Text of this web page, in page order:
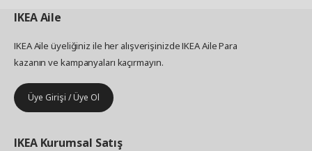
IKEAAile
IKEA Aile üyeliğiniz ile her alışverişinizde IKEA Aile Para
kazanın ve kampanyaları kaçırmayın.
Üye Girişi / Üye Ol
IKEA Kurumsal Satış